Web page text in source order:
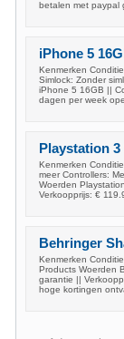
betalen met paypal
iPhone 5
Kenmerken
Simlock: Zonder
iPhone 5 16GB ||
dagen per week
Playstation
Kenmerken
meer Controllers:
Woerden
Verkoopprijs: €
Behringer
Kenmerken
Products Woerden
garantie ||
hoge kortingen